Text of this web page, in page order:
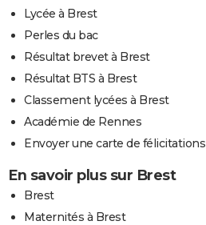
Lycée à Brest
Perles du bac
Résultat brevet à Brest
Résultat BTS à Brest
Classement lycées à Brest
Académie de Rennes
Envoyer une carte de félicitations
En savoir plus sur Brest
Brest
Maternités à Brest